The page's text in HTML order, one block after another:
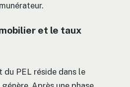
et le taux
PEL réside dans le